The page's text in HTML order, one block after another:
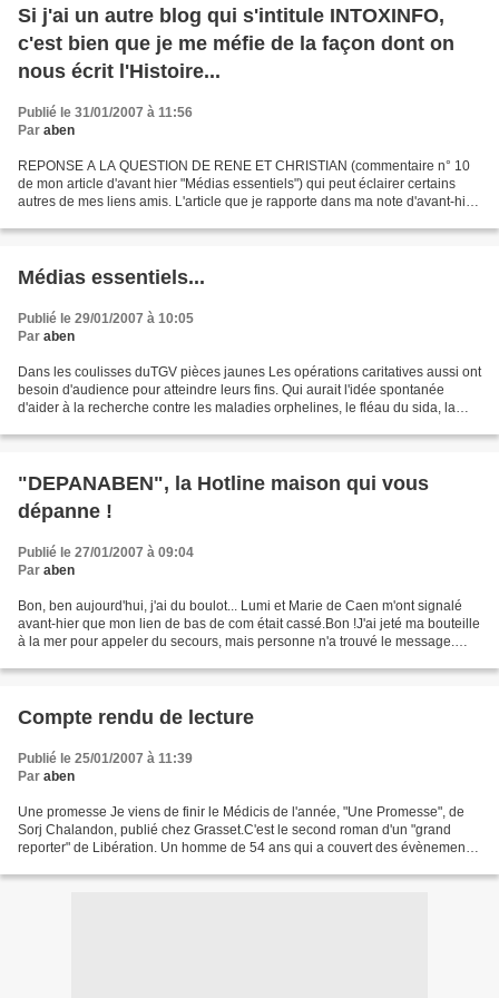
Si j'ai un autre blog qui s'intitule INTOXINFO,
c'est bien que je me méfie de la façon dont on
nous écrit l'Histoire...
Publié le 31/01/2007 à 11:56
Par aben
REPONSE A LA QUESTION DE RENE ET CHRISTIAN (commentaire n° 10
de mon article d'avant hier "Médias essentiels") qui peut éclairer certains
autres de mes liens amis. L'article que je rapporte dans ma note d'avant-hier,
Médias essentiels...
Publié le 29/01/2007 à 10:05
Par aben
Dans les coulisses duTGV pièces jaunes Les opérations caritatives aussi ont
besoin d'audience pour atteindre leurs fins. Qui aurait l'idée spontanée
d'aider à la recherche contre les maladies orphelines, le fléau du sida, la
"DEPANABEN", la Hotline maison qui vous
dépanne !
Publié le 27/01/2007 à 09:04
Par aben
Bon, ben aujourd'hui, j'ai du boulot... Lumi et Marie de Caen m'ont signalé
avant-hier que mon lien de bas de com était cassé.Bon !J'ai jeté ma bouteille
à la mer pour appeler du secours, mais personne n'a trouvé le message.
Compte rendu de lecture
Publié le 25/01/2007 à 11:39
Par aben
Une promesse Je viens de finir le Médicis de l'année, "Une Promesse", de
Sorj Chalandon, publié chez Grasset.C'est le second roman d'un "grand
reporter" de Libération. Un homme de 54 ans qui a couvert des évènements